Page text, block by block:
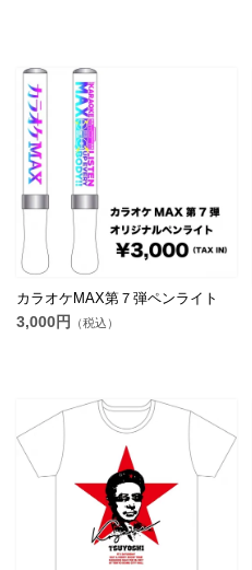
カラオケMAX第７弾ペンライト
3,000円 （税込）